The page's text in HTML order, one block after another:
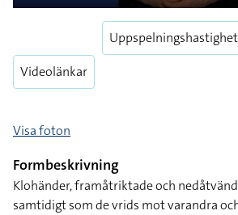
Play
Videolänkar
Uppspelningshastighet
Visa foton
Formbeskrivning
Klohänder, framåtriktade och
samtidigt som de vrids mot varandra